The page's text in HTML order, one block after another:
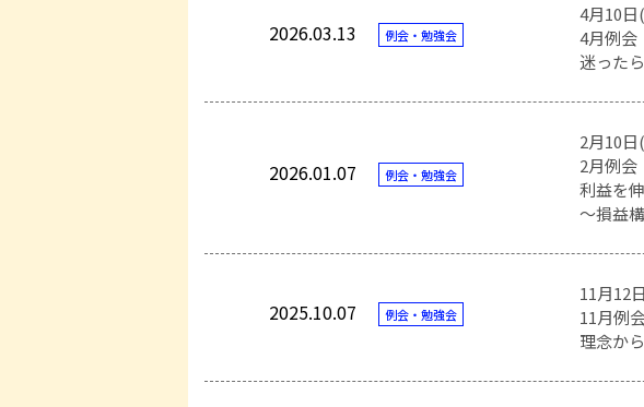
2026.03.13 例会・勉強会
4月10日
4月例会
迷った
2026.01.07 例会・勉強会
2月10日
2月例会
利益を
～損益
2025.10.07 例会・勉強会
11月12
11月例
理念か